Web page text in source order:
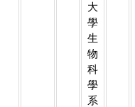
大
學
生
物
科
學
系